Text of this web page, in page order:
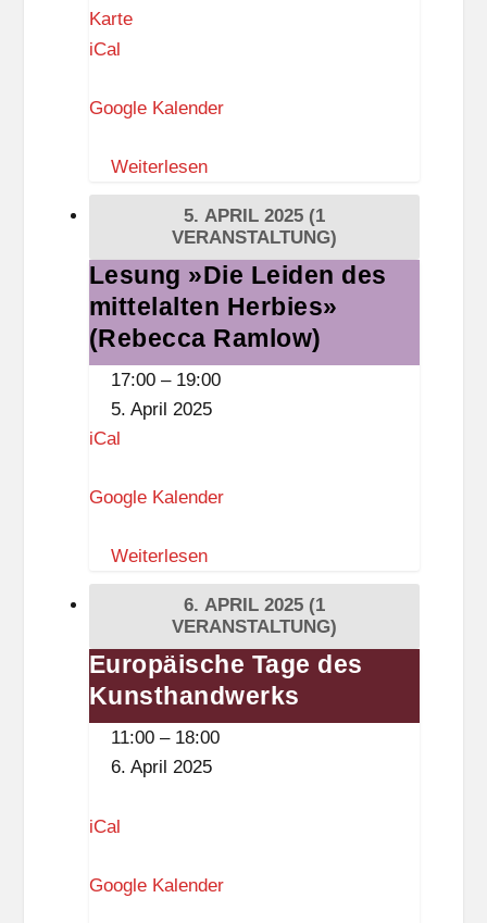
KarteS
l
r
a
f
a
L
i
e
o
i
iCal
Google Kalender
Weiterlesen
5. APRIL 2025 (1
VERANSTALTUNG)
Lesung
»Die
Leiden
des
Herbies»
Ramlow)
Lesung »Die Leiden des
mittelalten Herbies»
(Rebecca Ramlow)
17:00 – 19:00
5. April 2025
iCal
Google Kalender
Weiterlesen
6. APRIL 2025 (1
VERANSTALTUNG)
Europäische
Tage
des
Europäische Tage des
Kunsthandwerks
11:00 – 18:00
6. April 2025
iCal
Google Kalender